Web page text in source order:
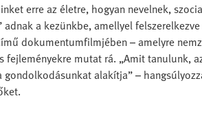
erre az életre, hogyan nevelnek,
a kezünkbe, amellyel
dokumentumfilmjében – amelyre
mutat rá. „Amit tanulunk,
alakítja” –